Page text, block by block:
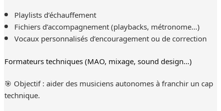
Playlists d’échauffement
Fichiers d’accompagnement (playbacks, métronome…)
Vocaux personnalisés d’encouragement ou de correction
Formateurs techniques (MAO, mixage, sound design…)
🎯 Objectif : aider des musiciens autonomes à franchir un cap
technique.